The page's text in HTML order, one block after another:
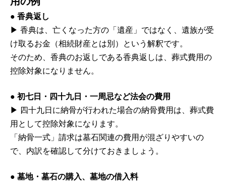
● 香典返し
▶ 香典は、亡くなった方の「遺産」ではなく、遺族が受
け取るお金（相続財産とは別）という解釈です。
そのため、香典のお返しである香典返しは、葬式費用の
控除対象になりません。
● 初七日・四十九日・一周忌など法会の費用
▶ 四十九日に納骨が行われた場合の納骨費用は、葬式費
用として控除対象になります。
「納骨一式」請求は墓石関連の費用が混ざりやすいの
で、内訳を確認して分けておきましょう。
● 墓地・墓石の購入、墓地の借入料